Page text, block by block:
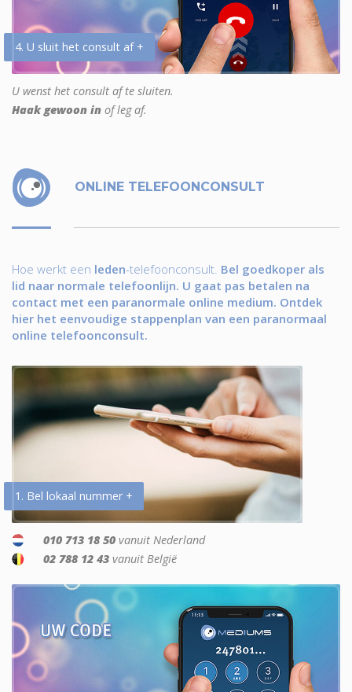
4. U sluit het consult af +
U wenst het consult af te sluiten.
Haak gewoon in of leg af.
ONLINE TELEFOONCONSULT
Hoe werkt een leden-telefoonconsult. Bel goedkoper als
lid naar normale telefoonlijn. U gaat pas betalen na
contact met een paranormale online medium. Ontdek
hier het eenvoudige stappenplan van een paranormaal
online telefoonconsult.
1. Bel lokaal nummer +
010 713 18 50 vanuit Nederland
02 788 12 43 vanuit België